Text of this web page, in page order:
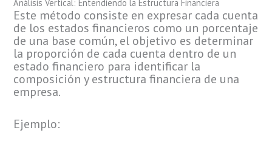
Análisis Vertical: Entendiendo la Estructura Financiera
Este método consiste en expresar cada cuenta
de los estados financieros como un porcentaje
de una base común, el objetivo es determinar
la proporción de cada cuenta dentro de un
estado financiero para identificar la
composición y estructura financiera de una
empresa.
Ejemplo: